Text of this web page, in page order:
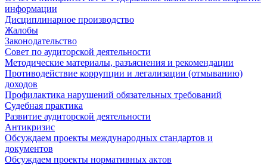
информации
Дисциплинарное производство
Жалобы
Законодательство
Совет по аудиторской деятельности
Методические материалы, разъяснения и рекомендации
Противодействие коррупции и легализации (отмыванию)
доходов
Профилактика нарушений обязательных требований
Судебная практика
Развитие аудиторской деятельности
Антикризис
Обсуждаем проекты международных стандартов и
документов
Обсуждаем проекты нормативных актов